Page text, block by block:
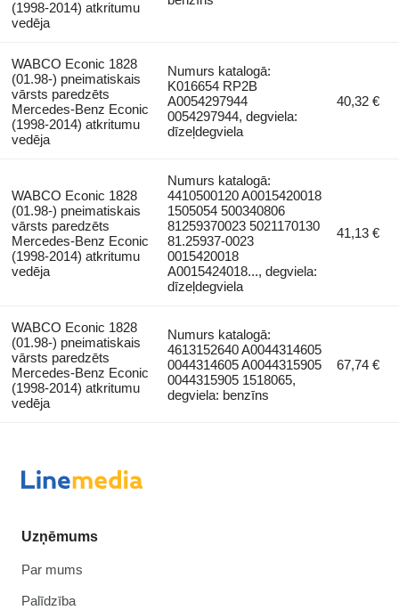
(1998-2014) atkritumu
vedēja
WABCO Econic 1828
(01.98-) pneimatiskais
vārsts paredzēts
Mercedes-Benz Econic
(1998-2014) atkritumu
vedēja
Numurs katalogā:
K016654 RP2B
A0054297944
0054297944, degviela:
dīzeļdegviela
40,32 €
WABCO Econic 1828
(01.98-) pneimatiskais
vārsts paredzēts
Mercedes-Benz Econic
(1998-2014) atkritumu
vedēja
Numurs katalogā:
4410500120 A0015420018
1505054 500340806
81259370023 5021170130
81.25937-0023
0015420018
A0015424018..., degviela:
dīzeļdegviela
41,13 €
WABCO Econic 1828
(01.98-) pneimatiskais
vārsts paredzēts
Mercedes-Benz Econic
(1998-2014) atkritumu
vedēja
Numurs katalogā:
4613152640 A0044314605
0044314605 A0044315905
0044315905 1518065,
degviela: benzīns
67,74 €
Uzņēmums
Par mums
Palīdzība